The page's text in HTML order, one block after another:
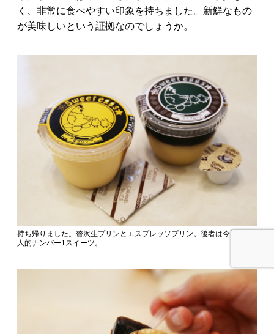
く、非常に食べやすい印象を持ちました。新鮮なもの
が美味しいという証拠なのでしょうか。
持ち帰りました。贅沢生プリンとエスプレッソプリン。後者は今回の個
人的ナンバー1スイーツ。